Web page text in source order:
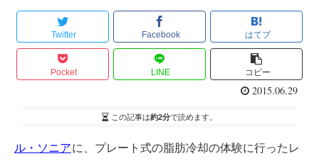
Twitter Facebook はてブ
Pocket LINE コピー
2015.06.29
この記事は約2分で読めます。
ル・ソニアに、プレート式の脂肪冷却の体験に行ったレ